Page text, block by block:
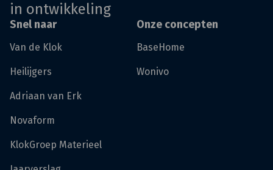
in ontwikkeling
Snel naar
Van de Klok
Heilijgers
Adriaan van Erk
Novaform
KlokGroep Materieel
Onze concepten
BaseHome
Wonivo